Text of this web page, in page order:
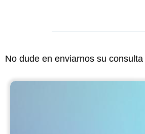
No dude en enviarnos su